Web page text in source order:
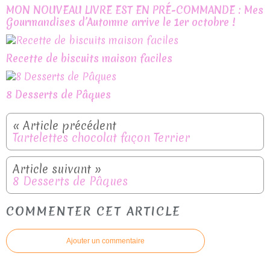
MON NOUVEAU LIVRE EST EN PRÉ-COMMANDE : Mes
Gourmandises d’Automne arrive le 1er octobre !
Recette de biscuits maison faciles
8 Desserts de Pâques
Tartelettes chocolat façon Terrier
8 Desserts de Pâques
COMMENTER CET ARTICLE
Ajouter un commentaire